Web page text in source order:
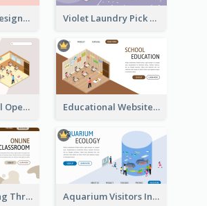
Pink Interior Designer Landing Page With Isometric Graphics Violet Laundry Pick Up Service With Isometric Diagram
Primary School Opening Day With Isometric Diagram Educational Website Registration With Isometric Diagram
Virtual Learning Through Classroom With Isometric Diagram Aquarium Visitors Information Website With Isometric Graphics